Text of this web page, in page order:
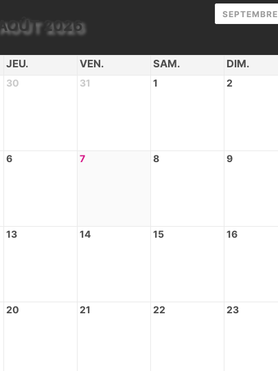
AOÛT 2026
SEPTEMBRE
JEU. VEN. SAM. DIM.
30 31 1 2
6 7 8 9
13 14 15 16
20 21 22 23